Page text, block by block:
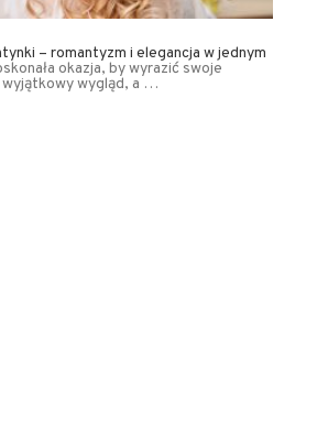
– romantyzm i elegancja w jednym
okazja, by wyrazić swoje
wygląd, a …